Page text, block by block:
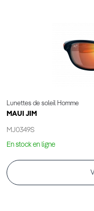
Lunettes de soleil Homme
MAUI JIM
MJ0349S
En stock en ligne